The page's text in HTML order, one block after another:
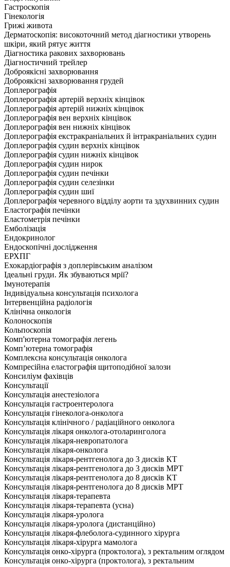
Гастроскопія
Гінекологія
Грижі живота
Дерматоскопія: високоточний метод діагностики утворень
шкіри, який рятує життя
Діагностика ракових захворювань
Діагностичний трейлер
Доброякісні захворювання
Доброякісні захворювання грудей
Доплерографія
Доплерографія артерій верхніх кінцівок
Доплерографія артерій нижніх кінцівок
Доплерографія вен верхніх кінцівок
Доплерографія вен нижніх кінцівок
Доплерографія екстракраніальних й інтракраніальних судин
Доплерографія судин верхніх кінцівок
Доплерографія судин нижніх кінцівок
Доплерографія судин нирок
Доплерографія судин печінки
Доплерографія судин селезінки
Доплерографія судин шиї
Доплерографія черевного відділу аорти та здухвинних судин
Еластографія печінки
Еластометрія печінки
Емболізація
Ендокринолог
Ендоскопічні дослідження
ЕРХПГ
Ехокардіографія з доплерівським аналізом
Ідеальні груди. Як збуваються мрії?
Імунотерапія
Індивідуальна консультація психолога
Інтервенційна радіологія
Клінічна онкологія
Колоноскопія
Кольпоскопія
Комп'ютерна томографія легень
Комп’ютерна томографія
Комплексна консультація онколога
Компресійна еластографія щитоподібної залози
Консиліум фахівців
Консультації
Консультація анестезіолога
Консультація гастроентеролога
Консультація гінеколога-онколога
Консультація клінічного / радіаційного онколога
Консультація лікаря онколога-отоларинголога
Консультація лікаря-невропатолога
Консультація лікаря-онколога
Консультація лікаря-рентгенолога до 3 дисків КТ
Консультація лікаря-рентгенолога до 3 дисків МРТ
Консультація лікаря-рентгенолога до 8 дисків КТ
Консультація лікаря-рентгенолога до 8 дисків МРТ
Консультація лікаря-терапевта
Консультація лікаря-терапевта (усна)
Консультація лікаря-уролога
Консультація лікаря-уролога (дистанційно)
Консультація лікаря-флеболога-судинного хірурга
Консультація лікаря-хірурга мамолога
Консультація онко-хірурга (проктолога), з ректальним оглядом
Консультація онко-хірурга (проктолога), з ректальним